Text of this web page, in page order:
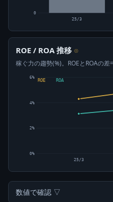
0
25/3
ROE / ROA 推移 ⊙
稼ぐ力の趨勢(%)。ROEとROAの差
0%
2%
4%
6%
ROE ROA
25/3
数値で確認 ▽